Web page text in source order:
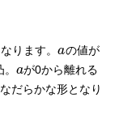
ります。aの値が
。aが0から離れる
だらかな形となり